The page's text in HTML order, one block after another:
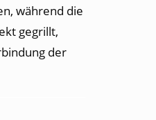
während die
gegrillt,
der